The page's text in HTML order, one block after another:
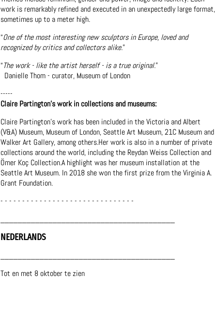
work is remarkably refined and executed in an unexpectedly large format,
sometimes up to a meter high.
“One of the most interesting new sculptors in Europe, loved and
recognized by critics and collectors alike.”
“The work - like the artist herself - is a true original.”
Danielle Thom - curator, Museum of London
-----
Claire Partington’s work in collections and museums:
Claire Partington’s work has been included in the Victoria and Albert
(V&A) Museum, Museum of London, Seattle Art Museum, 21C Museum and
Walker Art Gallery, among others.Her work is also in a number of private
collections around the world, including the Reydan Weiss Collection and
Ömer Koç Collection.A highlight was her museum installation at the
Seattle Art Museum. In 2018 she won the first prize from the Virginia A.
Grant Foundation.
- - - - - - - - - - - - - - - - - - - - - - - - - - - - - - -
NEDERLANDS
Tot en met 8 oktober te zien